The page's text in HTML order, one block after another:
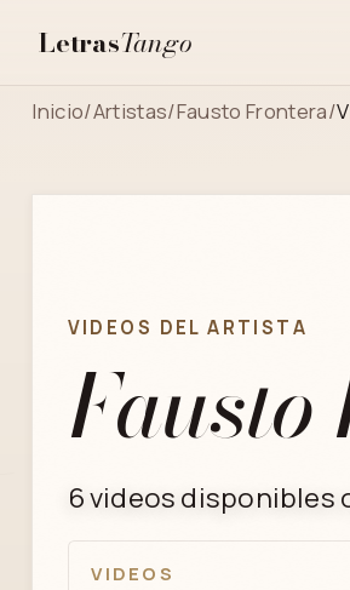
LetrasTango
Inicio/Artistas/Fausto Frontera/
VIDEOS DEL ARTISTA
6 videos disponibles
VIDEOS